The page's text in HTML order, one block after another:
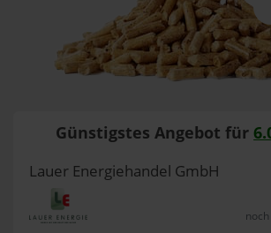
Günstigstes Angebot für
Lauer Energiehandel GmbH